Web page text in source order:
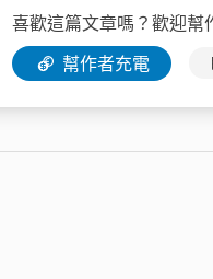
喜歡這篇文章嗎？歡迎幫
幫作者充電